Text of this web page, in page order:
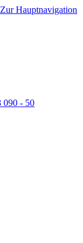
Zur Hauptnavigation
090 - 50